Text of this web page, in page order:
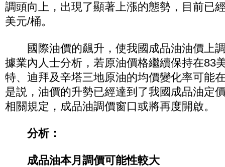
調頭向上，出現了顯著上漲的態勢，目前已
美元/桶。
國際油價的飆升，使我國成品油油價上
據業內人士分析，若原油價格繼續保持在83
特、迪拜及辛塔三地原油的均價變化率可能
是説，油價的升勢已經達到了我國成品油定
相關規定，成品油調價窗口或將再度開啟。
分析：
成品油本月調價可能性較大